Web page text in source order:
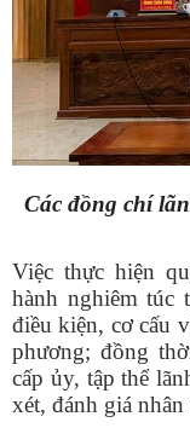
Các đồng chí
Việc thực hiện
hành nghiêm túc
điều kiện, cơ cấu
phương; đồng
cấp ủy, tập thể
xét, đánh giá nhân